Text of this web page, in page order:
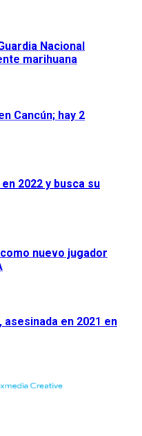
Nacional
marihuana
Cancún; hay 2
2022 y busca su
nuevo jugador
en 2021 en